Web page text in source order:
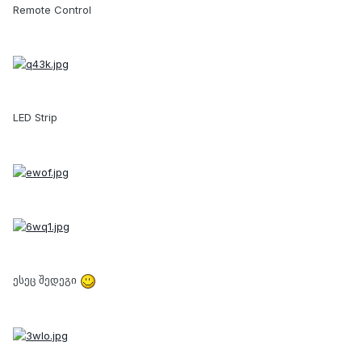
Remote Control
LED Strip
ესეც შედეგი